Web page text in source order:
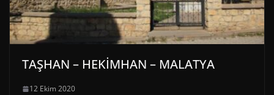
TAŞHAN – HEKİMHAN – MALATYA
12 Ekim 2020